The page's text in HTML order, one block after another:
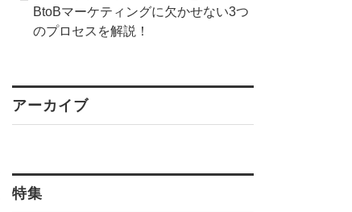
BtoBマーケティングに欠かせない3つ
のプロセスを解説！
アーカイブ
特集